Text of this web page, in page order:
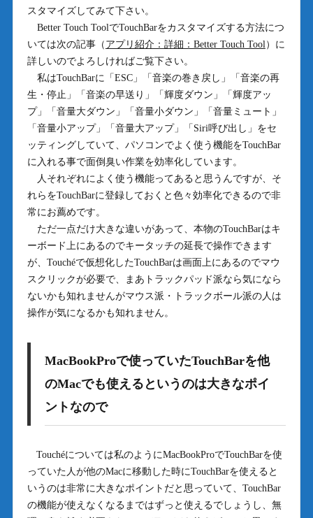
スタマイズしてみて下さい。
Better Touch ToolでTouchBarをカスタマイズする方法につ
いては次の記事（ アプリ紹介：詳細：Better Touch Tool）に
詳しいのでよろしければご覧下さい。
私はTouchBarに「ESC」「音楽の巻き戻し」「音楽の再
生・停止」「音楽の早送り」「輝度ダウン」「輝度アッ
プ」「音量大ダウン」「音量小ダウン」「音量ミュート」
「音量小アップ」「音量大アップ」「Siri呼び出し」をセ
ッティングしていて、パソコンでよく使う機能をTouchBar
に入れる事で面倒臭い作業を効率化しています。
人それぞれによく使う機能ってあると思うんですが、そ
れらをTouchBarに登録しておくと色々効率化できるので非
常にお薦めです。
ただ一点だけ大きな違いがあって、本物のTouchBarはキ
ーボード上にあるのでキータッチの延長で操作できます
が、Touchéで仮想化したTouchBarは画面上にあるのでマウ
スクリックが必要で、まあトラックパッド派なら気になら
ないかも知れませんがマウス派・トラックボール派の人は
操作が気になるかも知れません。
MacBookProで使っていたTouchBarを他
のMacでも使えるというのは大きなポイ
ントなので
Touchéについては私のようにMacBookProでTouchBarを使
っていた人が他のMacに移動した時にTouchBarを使えると
いうのは非常に大きなポイントだと思っていて、TouchBar
の機能が使えなくなるまではずっと使えるでしょうし、無